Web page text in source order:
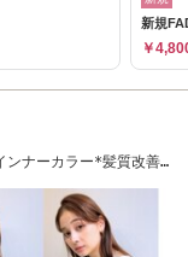
新規
￥
ンナーカラー*髪質改善*